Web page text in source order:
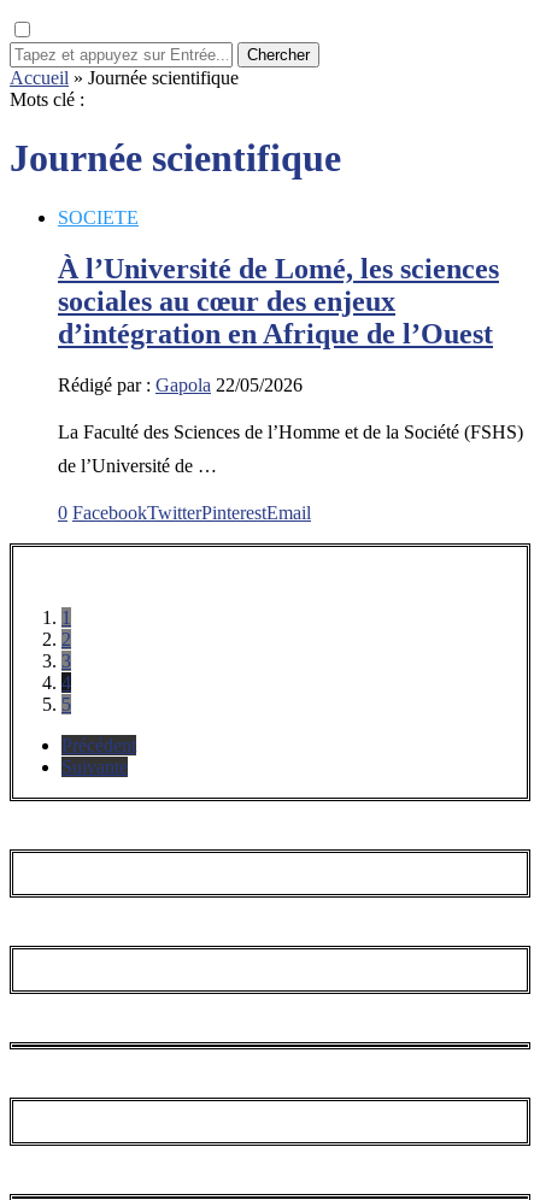
Chercher
Accueil » Journée scientifique
Mots clé :
Journée scientifique
SOCIETE
À l’Université de Lomé, les sciences
sociales au cœur des enjeux
d’intégration en Afrique de l’Ouest
Rédigé par : Gapola 22/05/2026
La Faculté des Sciences de l’Homme et de la Société (FSHS)
de l’Université de …
0 FacebookTwitterPinterestEmail
1
2
3
4
5
Précédent
Suivante